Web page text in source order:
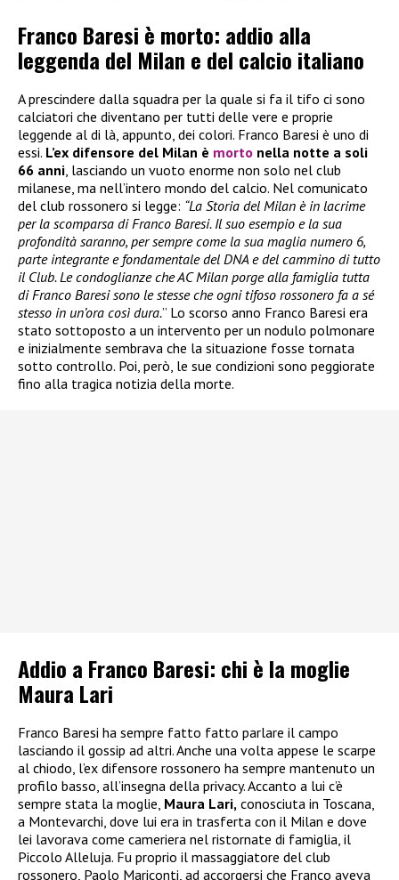
Franco Baresi è morto: addio alla
leggenda del Milan e del calcio italiano
A prescindere dalla squadra per la quale si fa il tifo ci sono
calciatori che diventano per tutti delle vere e proprie
leggende al di là, appunto, dei colori. Franco Baresi è uno di
essi. L’ex difensore del Milan è morto nella notte a soli
66 anni , lasciando un vuoto enorme non solo nel club
milanese, ma nell’intero mondo del calcio. Nel comunicato
del club rossonero si legge: “La Storia del Milan è in lacrime
per la scomparsa di Franco Baresi. Il suo esempio e la sua
profondità saranno, per sempre come la sua maglia numero 6,
parte integrante e fondamentale del DNA e del cammino di tutto
il Club. Le condoglianze che AC Milan porge alla famiglia tutta
di Franco Baresi sono le stesse che ogni tifoso rossonero fa a sé
stesso in un’ora così dura.” Lo scorso anno Franco Baresi era
stato sottoposto a un intervento per un nodulo polmonare
e inizialmente sembrava che la situazione fosse tornata
sotto controllo. Poi, però, le sue condizioni sono peggiorate
fino alla tragica notizia della morte.
Addio a Franco Baresi: chi è la moglie
Maura Lari
Franco Baresi ha sempre fatto fatto parlare il campo
lasciando il gossip ad altri. Anche una volta appese le scarpe
al chiodo, l’ex difensore rossonero ha sempre mantenuto un
profilo basso, all’insegna della privacy. Accanto a lui c’è
sempre stata la moglie, Maura Lari, conosciuta in Toscana,
a Montevarchi, dove lui era in trasferta con il Milan e dove
lei lavorava come cameriera nel ristornate di famiglia, il
Piccolo Alleluja. Fu proprio il massaggiatore del club
rossonero, Paolo Mariconti, ad accorgersi che Franco aveva